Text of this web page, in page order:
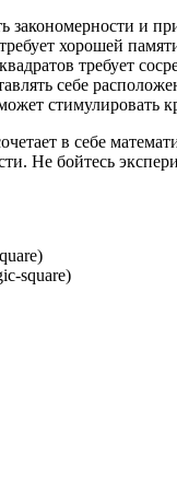
и
хорошей
требует
себе
стимулировать
в себе
Не бойтесь
square)